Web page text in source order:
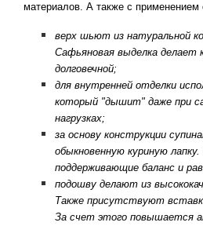
материалов. А также с применением
верх шьют из натуральной
Сафьяновая выделка делает
долговечной;
для внутренней отделки
который "дышит" даже при
нагрузках;
за основу конструкции
обыкновенную куриную
поддерживающие баланс и
подошву делают из
Также присутствуют
За счет этого повышается